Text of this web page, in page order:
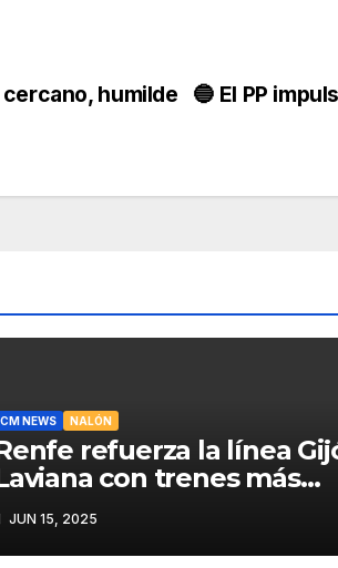
🔵 El PP
humilde
CM NEWS NALÓN
refuerza la línea
con trenes más
viajeros
JUN 15, 2025